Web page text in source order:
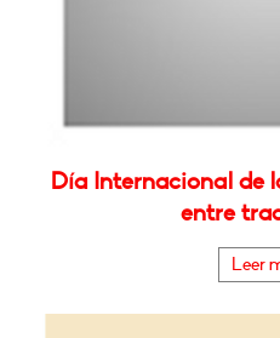
Día Internacional de
entre
Leer